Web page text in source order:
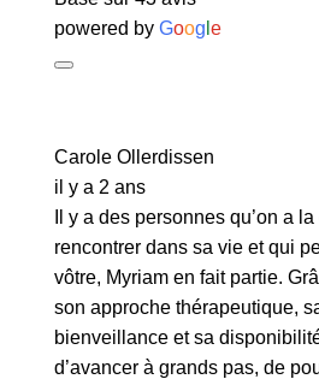
powered by Goog e
Carole Ollerdissen
il y a 2 ans
Il y a des personnes qu’on a
rencontrer dans sa vie et qui
vôtre, Myriam en fait partie.
son approche thérapeutique,
bienveillance et sa
d’avancer à grands pas, de